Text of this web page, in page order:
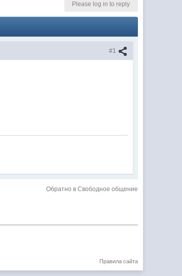
Please log in to reply
#1
Обратно в Свободное общение
Правила сайта